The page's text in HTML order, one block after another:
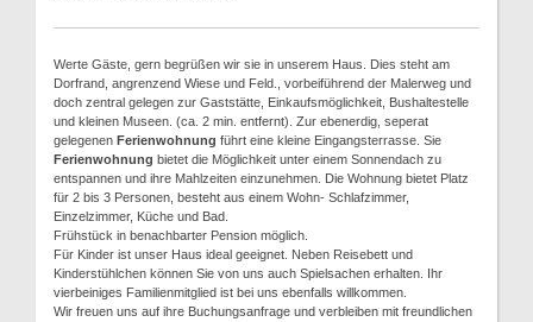
Werte Gäste, gern begrüßen wir sie in unserem Haus. Dies steht am
Dorfrand, angrenzend Wiese und Feld., vorbeiführend der Malerweg und
doch zentral gelegen zur Gaststätte, Einkaufsmöglichkeit, Bushaltestelle
und kleinen Museen. (ca. 2 min. entfernt). Zur ebenerdig, seperat
gelegenen Ferienwohnung führt eine kleine Eingangsterrasse. Sie
Ferienwohnung bietet die Möglichkeit unter einem Sonnendach zu
entspannen und ihre Mahlzeiten einzunehmen. Die Wohnung bietet Platz
für 2 bis 3 Personen, besteht aus einem Wohn- Schlafzimmer,
Einzelzimmer, Küche und Bad.
Frühstück in benachbarter Pension möglich.
Für Kinder ist unser Haus ideal geeignet. Neben Reisebett und
Kinderstühlchen können Sie von uns auch Spielsachen erhalten. Ihr
vierbeiniges Familienmitglied ist bei uns ebenfalls willkommen.
Wir freuen uns auf ihre Buchungsanfrage und verbleiben mit freundlichen